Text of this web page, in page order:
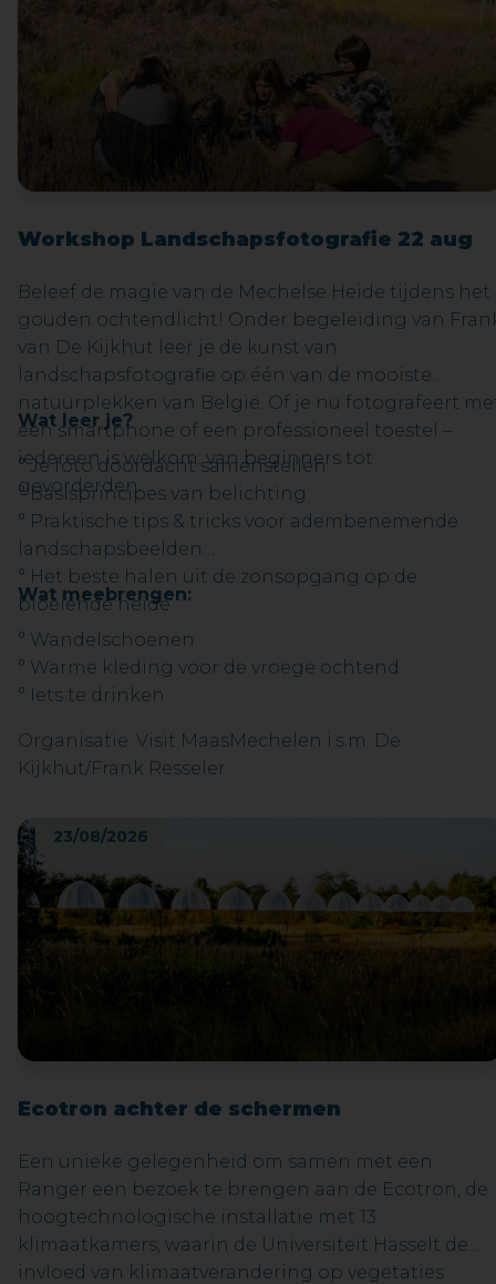
Workshop Landschapsfotografie 22 aug
Beleef de magie van de Mechelse Heide tijdens het
gouden ochtendlicht! Onder begeleiding van
van De Kijkhut leer je de kunst van
landschapsfotografie op één van de mooiste
natuurplekken van België. Of je nu fotografeert
een smartphone of een professioneel toestel –
iedereen is welkom: van beginners tot
gevorderden.
Wat leer je?
° Je foto doordacht samenstellen
° Basisprincipes van belichting
° Praktische tips & tricks voor adembenemende
landschapsbeelden
° Het beste halen uit de zonsopgang op de
bloeiende heide
Wat meebrengen:
° Wandelschoenen
° Warme kleding voor de vroege ochtend
° Iets te drinken
Organisatie: Visit MaasMechelen i.s.m. De
Kijkhut/Frank Resseler
23/08/2026
Ecotron achter de schermen
Een unieke gelegenheid om samen met een
Ranger een bezoek te brengen aan de Ecotron, de
hoogtechnologische installatie met 13
klimaatkamers, waarin de Universiteit Hasselt de
invloed van klimaatverandering op vegetaties